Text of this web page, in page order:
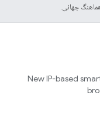
New IP-based